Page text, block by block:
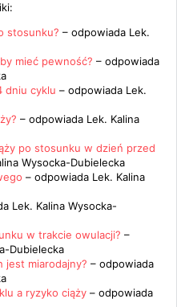
stosunku? – odpowiada Lek.
mieć pewność? – odpowiada
dniu cyklu – odpowiada Lek.
– odpowiada Lek. Kalina
po stosunku w dzień przed
Wysocka-Dubielecka
– odpowiada Lek. Kalina
Lek. Kalina Wysocka-
w trakcie owulacji? –
Dubielecka
jest miarodajny? – odpowiada
a ryzyko ciąży – odpowiada